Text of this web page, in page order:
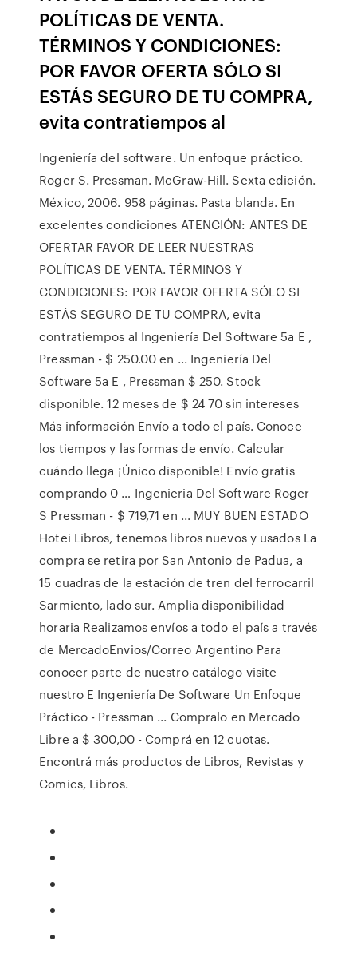
POLÍTICAS DE VENTA.
TÉRMINOS Y CONDICIONES:
POR FAVOR OFERTA SÓLO SI
ESTÁS SEGURO DE TU COMPRA,
evita contratiempos al
Ingeniería del software. Un enfoque práctico.
Roger S. Pressman. McGraw-Hill. Sexta edición.
México, 2006. 958 páginas. Pasta blanda. En
excelentes condiciones ATENCIÓN: ANTES DE
OFERTAR FAVOR DE LEER NUESTRAS
POLÍTICAS DE VENTA. TÉRMINOS Y
CONDICIONES: POR FAVOR OFERTA SÓLO SI
ESTÁS SEGURO DE TU COMPRA, evita
contratiempos al Ingeniería Del Software 5a E ,
Pressman - $ 250.00 en ... Ingeniería Del
Software 5a E , Pressman $ 250. Stock
disponible. 12 meses de $ 24 70 sin intereses
Más información Envío a todo el país. Conoce
los tiempos y las formas de envío. Calcular
cuándo llega ¡Único disponible! Envío gratis
comprando 0 … Ingenieria Del Software Roger
S Pressman - $ 719,71 en ... MUY BUEN ESTADO
Hotei Libros, tenemos libros nuevos y usados La
compra se retira por San Antonio de Padua, a
15 cuadras de la estación de tren del ferrocarril
Sarmiento, lado sur. Amplia disponibilidad
horaria Realizamos envíos a todo el país a través
de MercadoEnvios/Correo Argentino Para
conocer parte de nuestro catálogo visite
nuestro E Ingeniería De Software Un Enfoque
Práctico - Pressman ... Compralo en Mercado
Libre a $ 300,00 - Comprá en 12 cuotas.
Encontrá más productos de Libros, Revistas y
Comics, Libros.